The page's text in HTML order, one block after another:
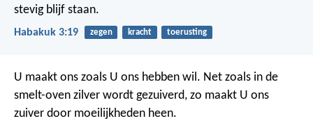
stevig blijf staan.
Habakuk 3:19 zegen kracht toerusting
U maakt ons zoals U ons hebben wil. Net zoals in de
smelt-oven zilver wordt gezuiverd, zo maakt U ons
zuiver door moeilijkheden heen.